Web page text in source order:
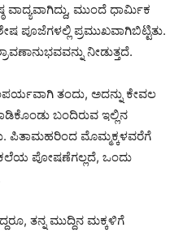
ವಾದ್ಯವಾಗಿದ್ದು, ಮುಂದೆ ಧಾರ್ಮಿಕ
ಪೂಜೆಗಳಲ್ಲಿ ಪ್ರಮುಖವಾಗಿಬಿಟ್ಟಿತು.
ನೀಡುತ್ತದೆ.
ತಂದು, ಅದನ್ನು ಕೇವಲ
ಬಂದಿರುವ ಇಲ್ಲಿನ
ಪಿತಾಮಹರಿಂದ ಮೊಮ್ಮಕ್ಕಳವರೆಗೆ
ಪೋಷಣೆಗಲ್ಲದೆ, ಒಂದು
ತನ್ನ ಮುದ್ದಿನ ಮಕ್ಕಳಿಗೆ